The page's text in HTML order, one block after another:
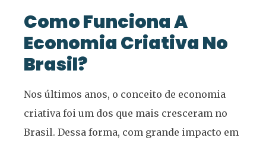
Como Funciona A
Economia Criativa No
Brasil?
Nos últimos anos, o conceito de economia
criativa foi um dos que mais cresceram no
Brasil. Dessa forma, com grande impacto em